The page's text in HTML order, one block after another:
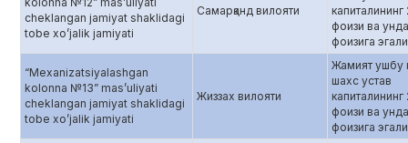
cheklangan jamiyat shaklidagi
tobe xo’jalik jamiyati
Самарқанд вилояти
капиталининг
фоизи ва
фоизига
“Mexanizatsiyalashgan
kolonna №13” mas’uliyati
cheklangan jamiyat shaklidagi
tobe xo’jalik jamiyati
Жиззах вилояти
Жамият ушбу
шахс устав
капиталининг
фоизи ва
фоизига